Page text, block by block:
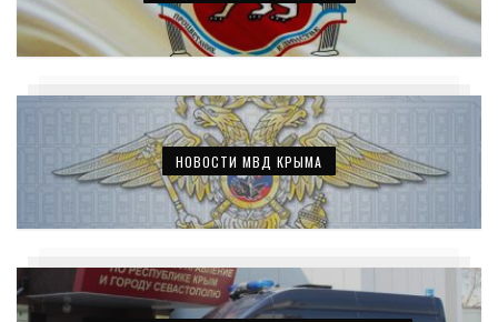
НОВОСТИ МВД КРЫМА